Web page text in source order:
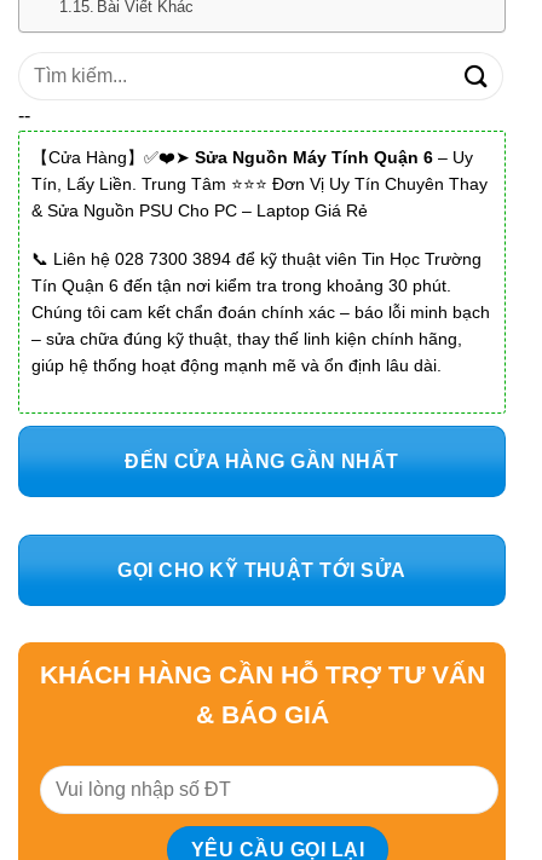
Bài Viết Khác
Tìm
--
【Cửa Hàng】✅❤️➤ Sửa Nguồn Máy Tính Quận 6 – Uy
Tín, Lấy Liền. Trung Tâm ⭐⭐⭐ Đơn Vị Uy Tín Chuyên Thay
& Sửa Nguồn PSU Cho PC – Laptop Giá Rẻ
📞 Liên hệ 028 7300 3894 để kỹ thuật viên Tin Học Trường
Tín Quận 6 đến tận nơi kiểm tra trong khoảng 30 phút.
Chúng tôi cam kết chẩn đoán chính xác – báo lỗi minh bạch
– sửa chữa đúng kỹ thuật, thay thế linh kiện chính hãng,
giúp hệ thống hoạt động mạnh mẽ và ổn định lâu dài.
ĐẾN CỬA HÀNG GẦN NHẤT
GỌI CHO KỸ THUẬT TỚI SỬA
KHÁCH HÀNG CẦN HỖ TRỢ TƯ VẤN
& BÁO GIÁ